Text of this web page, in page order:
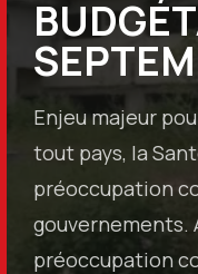
Enjeu majeur
tout pays, la
préoccupation
gouvernements.
préoccupation